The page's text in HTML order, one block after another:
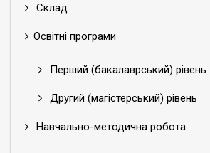
Склад
Освітні програми
Перший (бакалаврський) рівень
Другий (магістерський) рівень
Навчально-методична робота